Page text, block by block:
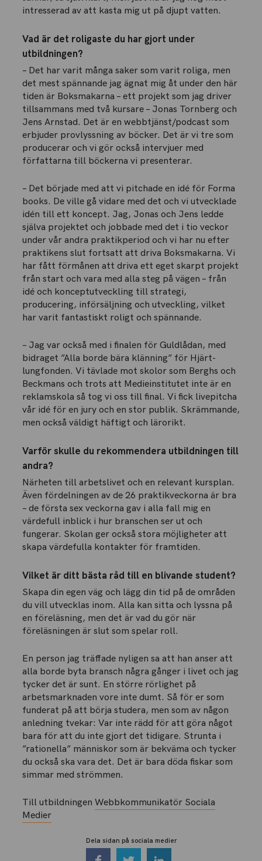
intresserad av att kasta mig ut på djupt vatten.
Vad är det roligaste du har gjort under
utbildningen?
– Det har varit många saker som varit roliga, men
det mest spännande jag ägnat mig åt under den här
tiden är Boksmakarna – ett projekt som jag driver
tillsammans med två kursare – Jonas Tornberg och
Jens Arnstad. Det är en webbtjänst/podcast som
erbjuder provlyssning av böcker. Det är vi tre som
producerar och vi gör också intervjuer med
författarna till böckerna vi presenterar.
– Det började med att vi pitchade en idé för Forma
books. De ville gå vidare med det och vi utvecklade
idén till ett koncept. Jag, Jonas och Jens ledde
själva projektet och jobbade med det i tio veckor
under vår andra praktikperiod och vi har nu efter
praktikens slut fortsatt att driva Boksmakarna. Vi
har fått förmånen att driva ett eget skarpt projekt
från start och vara med alla steg på vägen – från
idé och konceptutveckling till strategi,
producering, införsäljning och utveckling, vilket
har varit fantastiskt roligt och spännande.
– Jag var också med i finalen för Guldlådan, med
bidraget ”Alla borde bära klänning” för Hjärt-
lungfonden. Vi tävlade mot skolor som Berghs och
Beckmans och trots att Medieinstitutet inte är en
reklamskola så tog vi oss till final. Vi fick livepitcha
vår idé för en jury och en stor publik. Skrämmande,
men också väldigt häftigt och lärorikt.
Varför skulle du rekommendera utbildningen till
andra?
Närheten till arbetslivet och en relevant kursplan.
Även fördelningen av de 26 praktikveckorna är bra
– de första sex veckorna gav i alla fall mig en
värdefull inblick i hur branschen ser ut och
fungerar. Skolan ger också stora möjligheter att
skapa värdefulla kontakter för framtiden.
Vilket är ditt bästa råd till en blivande student?
Skapa din egen väg och lägg din tid på de områden
du vill utvecklas inom. Alla kan sitta och lyssna på
en föreläsning, men det är vad du gör när
föreläsningen är slut som spelar roll.
En person jag träffade nyligen sa att han anser att
alla borde byta bransch några gånger i livet och jag
tycker det är sunt. En större rörlighet på
arbetsmarknaden vore inte dumt. Så för er som
funderat på att börja studera, men som av någon
anledning tvekar: Var inte rädd för att göra något
bara för att du inte gjort det tidigare. Strunta i
”rationella” människor som är bekväma och tycker
du också ska vara det. Det är bara döda fiskar som
simmar med strömmen.
Till utbildningen Webbkommunikatör Sociala
Medier
Dela sidan på sociala medier